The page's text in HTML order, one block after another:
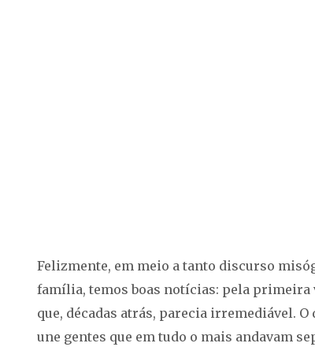
Felizmente, em meio a tanto discurso
família, temos boas notícias: pela primeira
que, décadas atrás, parecia irremediável. O
une gentes que em tudo o mais andavam